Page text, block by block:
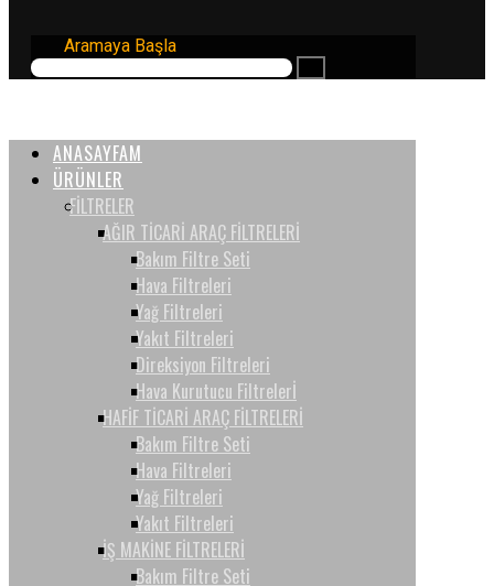
Aramaya Başla
ANASAYFAM
ÜRÜNLER
FİLTRELER
AĞIR TİCARİ ARAÇ FİLTRELERİ
Bakım Filtre Seti
Hava Filtreleri
Yağ Filtreleri
Yakıt Filtreleri
Direksiyon Filtreleri
Hava Kurutucu Filtrelerİ
HAFİF TİCARİ ARAÇ FİLTRELERİ
Bakım Filtre Seti
Hava Filtreleri
Yağ Filtreleri
Yakıt Filtreleri
İŞ MAKİNE FİLTRELERİ
Bakım Filtre Seti